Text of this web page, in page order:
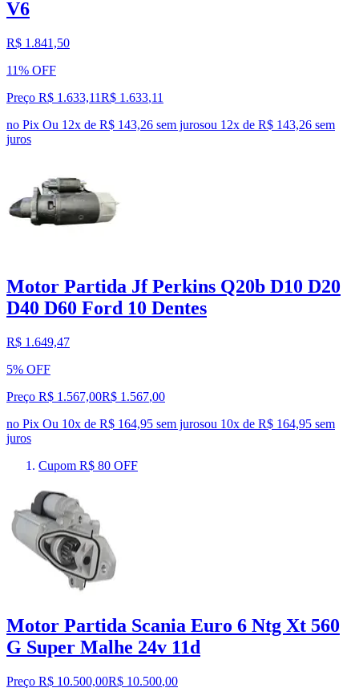
V6
R$ 1.841,50
11% OFF
Preço R$ 1.633,11R$ 1.633,11
no Pix Ou 12x de R$ 143,26 sem jurosou 12x de R$ 143,26 sem
juros
Motor Partida Jf Perkins Q20b D10 D20
D40 D60 Ford 10 Dentes
R$ 1.649,47
5% OFF
Preço R$ 1.567,00R$ 1.567,00
no Pix Ou 10x de R$ 164,95 sem jurosou 10x de R$ 164,95 sem
juros
Cupom R$ 80 OFF
Motor Partida Scania Euro 6 Ntg Xt 560
G Super Malhe 24v 11d
Preço R$ 10.500,00R$ 10.500,00